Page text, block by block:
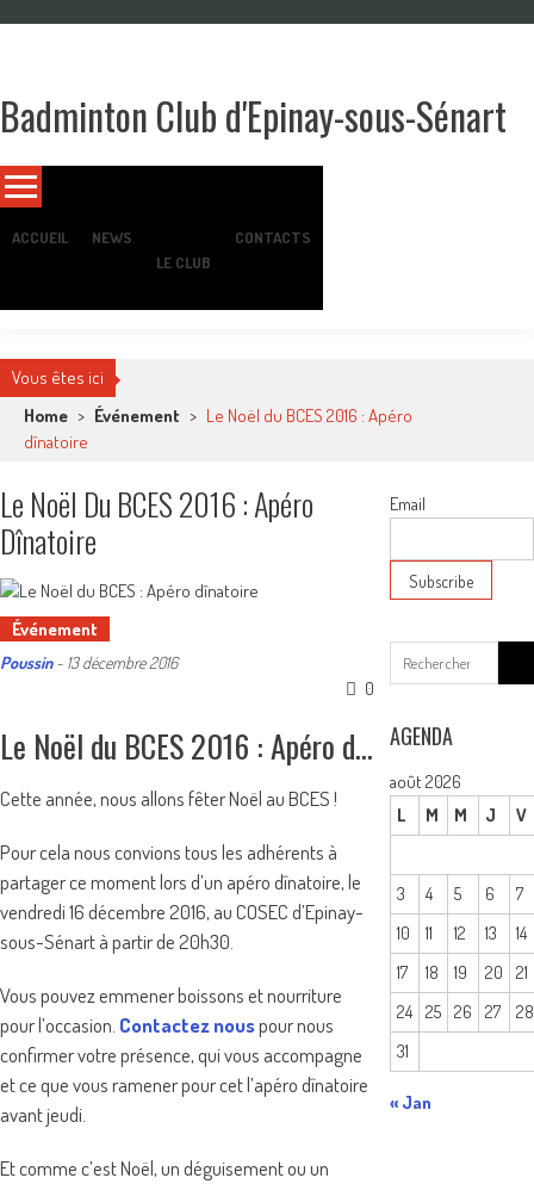
Badminton Club d'Epinay-sous-Sénart
ACCUEIL
NEWS
LE CLUB
CONTACTS
Vous êtes ici
Home > Événement > Le Noël du BCES 2016 : Apéro
dînatoire
Le Noël Du BCES 2016 : Apéro
Dînatoire
Événement
Poussin - 13 décembre 2016
0
Le Noël du BCES 2016 : Apéro dînatoire
Cette année, nous allons fêter Noël au BCES !
Pour cela nous convions tous les adhérents à
partager ce moment lors d’un apéro dînatoire, le
vendredi 16 décembre 2016, au COSEC d’Epinay-
sous-Sénart à partir de 20h30.
Vous pouvez emmener boissons et nourriture
pour l’occasion. Contactez nouspour nous
confirmer votre présence, qui vous accompagne
et ce que vous ramener pour cet l’apéro dînatoire
avant jeudi.
Et comme c’est Noël, un déguisement ou un
Email
for:
AGENDA
août 2026
L
M M J V
3 4 5 6
7
10
11 12 13
14
17
18 19 20
21
24 25 26 27
28
31
« Jan